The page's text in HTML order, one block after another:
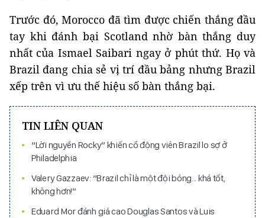
Trước đó, Morocco đã tìm được chiến thắng đầu
tay khi đánh bại Scotland nhờ bàn thắng duy
nhất của Ismael Saibari ngay ở phút thứ. Họ và
Brazil đang chia sẻ vị trí đầu bảng nhưng Brazil
xếp trên vì ưu thế hiệu số bàn thắng bại.
TIN LIÊN QUAN
“Lời nguyền Rocky” khiến cổ động viên Brazil lo sợ ở
Philadelphia
Valery Gazzaev: “Brazil chỉ là một đội bóng... khá tốt,
không hơn!”
Eduard Mor đánh giá cao Douglas Santos và Luis